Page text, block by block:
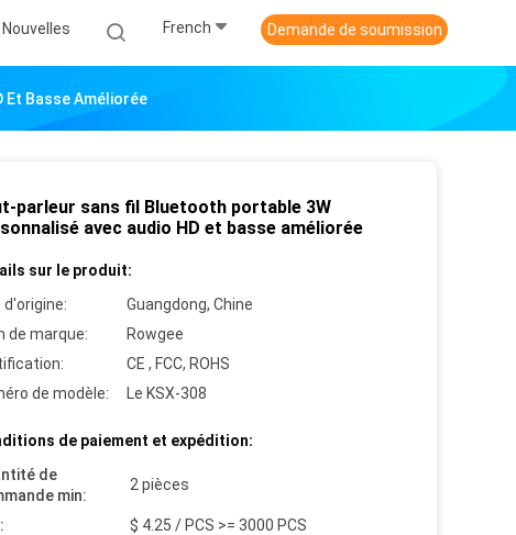
Nouvelles French Demande de soumission
Et Basse Améliorée
parleur sans fil Bluetooth portable 3W
avec audio HD et basse améliorée
sur le produit:
d'origine:
Guangdong, Chine
de marque:
Rowgee
CE , FCC, ROHS
de modèle:
Le KSX-308
de paiement et expédition:
de
min:
2 pièces
$ 4.25 / PCS >= 3000 PCS